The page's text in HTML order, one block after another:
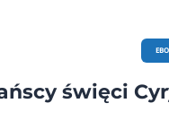
święci